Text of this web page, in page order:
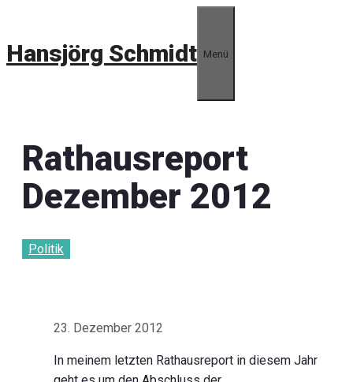
springen
Hansjörg Schmidt Menü
Rathausreport
Dezember 2012
Politik
23. Dezember 2012
In meinem letzten Rathausreport in diesem Jahr